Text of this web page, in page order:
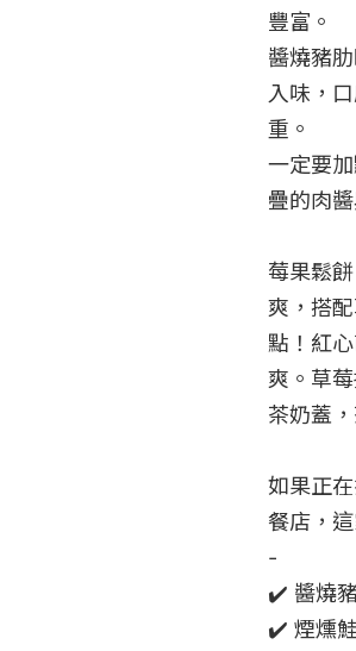
豐富。
醬燒豬
入味，
重。
一定要
疊的肉
莓果鬆
爽，搭
點！紅
爽。草
茶奶蓋
如果正
餐店，這
-
✔️ 醬燒
✔️ 煙燻